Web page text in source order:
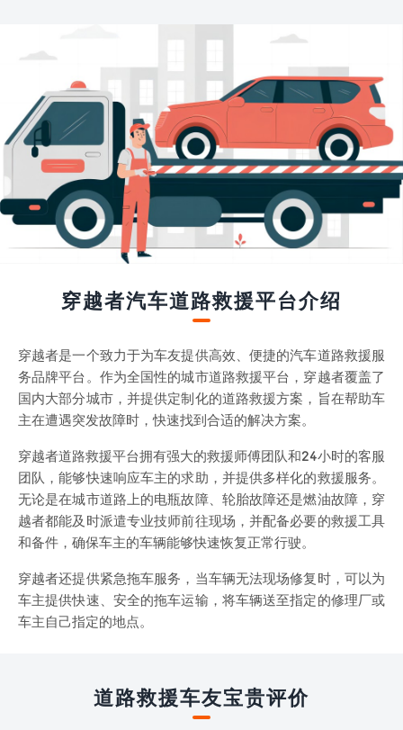
穿越者汽车道路救援平台介绍
穿越者是一个致力于为车友提供高效、便捷的汽车道路救援服
务品牌平台。作为全国性的城市道路救援平台，穿越者覆盖了
国内大部分城市，并提供定制化的道路救援方案，旨在帮助车
主在遭遇突发故障时，快速找到合适的解决方案。
穿越者道路救援平台拥有强大的救援师傅团队和24小时的客服
团队，能够快速响应车主的求助，并提供多样化的救援服务。
无论是在城市道路上的电瓶故障、轮胎故障还是燃油故障，穿
越者都能及时派遣专业技师前往现场，并配备必要的救援工具
和备件，确保车主的车辆能够快速恢复正常行驶。
穿越者还提供紧急拖车服务，当车辆无法现场修复时，可以为
车主提供快速、安全的拖车运输，将车辆送至指定的修理厂或
车主自己指定的地点。
道路救援车友宝贵评价